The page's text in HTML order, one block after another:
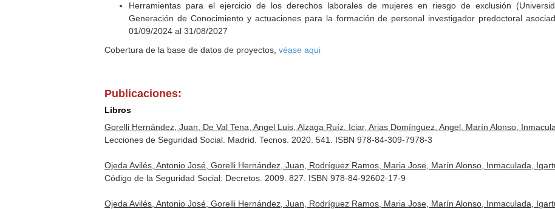
Herramientas para el ejercicio de los derechos laborales de mujeres en riesgo de exclusión
Generación de Conocimiento y actuaciones para la formación de personal investigador predoctoral
01/09/2024 al 31/08/2027
Cobertura de la base de datos de proyectos,véase aqui
Publicaciones:
Libros
Gorelli Hernández, Juan, De Val Tena, Angel Luis, Alzaga Ruíz, Iciar, Arias Domínguez, Angel, Marín Alonso,
Lecciones de Seguridad Social. Madrid. Tecnos. 2020. 541. ISBN 978-84-309-7978-3
Ojeda Avilés, Antonio José, Gorelli Hernández, Juan, Rodríguez Ramos, Maria Jose, Marín Alonso, Inmaculada,
Código de la Seguridad Social: Decretos. 2009. 827. ISBN 978-84-92602-17-9
Ojeda Avilés, Antonio José, Gorelli Hernández, Juan, Rodríguez Ramos, Maria Jose, Marín Alonso, Inmaculada,